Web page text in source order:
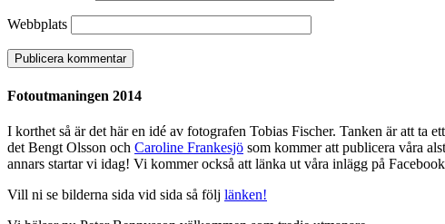
Webbplats
Fotoutmaningen 2014
I korthet så är det här en idé av fotografen Tobias Fischer. Tanken är att ta
det Bengt Olsson och Caroline Frankesjö som kommer att publicera våra
annars startar vi idag! Vi kommer också att länka ut våra inlägg på
Vill ni se bilderna sida vid sida så följ länken!